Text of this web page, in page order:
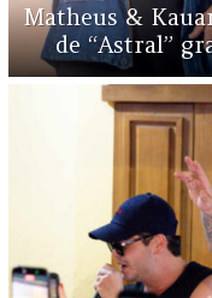
Matheus &
de “Astral”